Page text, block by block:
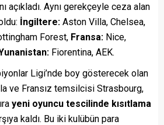
açıkladı. Aynı gerekçeyle ceza alan
İngiltere: Aston Villa, Chelsea,
Forest, Fransa: Nice,
Fiorentina, AEK.
Ligi’nde boy gösterecek olan
ve Fransız temsilcisi Strasbourg,
yeni oyuncu tescilinde kısıtlama
kaldı. Bu iki kulübün para